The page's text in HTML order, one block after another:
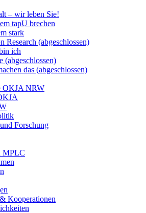
– wir leben Sie!
tapU brechen
stark
Research (abgeschlossen)
ich
(abgeschlossen)
das (abgeschlossen)
OKJA NRW
Forschung
MPLC
Kooperationen